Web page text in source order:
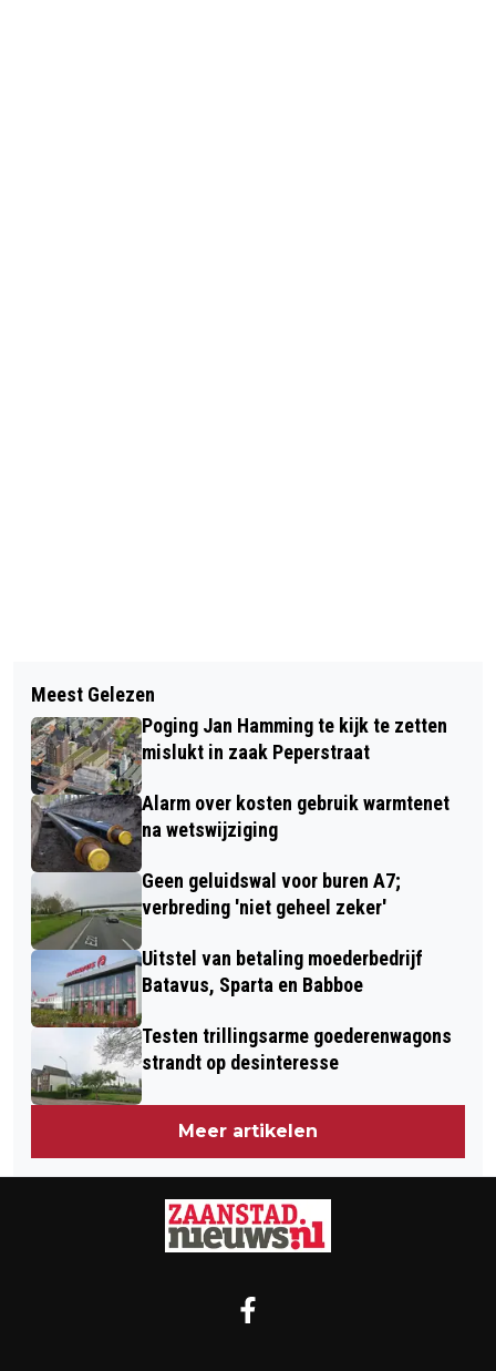
LTO VRAAGT MINISTER OM
COMPENSATIE VOOR
BLAUWTONGVACCINS
ALLES OP ALLES GEZET OM
ASIELOPVANG GERRIT BOLKADE NU
TOCH TE REALISEREN
Meest Gelezen
Poging Jan Hamming te kijk te zetten
mislukt in zaak Peperstraat
Alarm over kosten gebruik warmtenet
na wetswijziging
Geen geluidswal voor buren A7;
verbreding 'niet geheel zeker'
Uitstel van betaling moederbedrijf
Batavus, Sparta en Babboe
Testen trillingsarme goederenwagons
strandt op desinteresse
Meer artikelen